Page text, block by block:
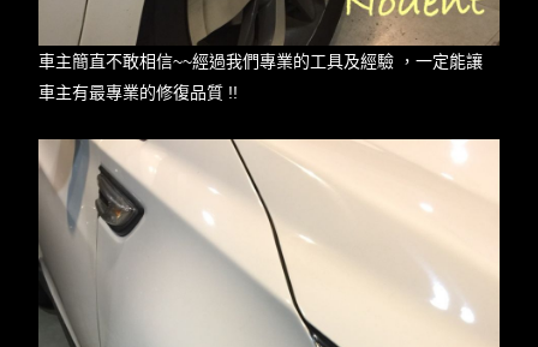
車主簡直不敢相信~~經過我們專業的工具及經驗 ，一定能讓
車主有最專業的修復品質 !!